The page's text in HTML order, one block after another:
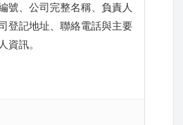
號、公司完整名稱、負責人
登記地址、聯絡電話與主要
資訊。